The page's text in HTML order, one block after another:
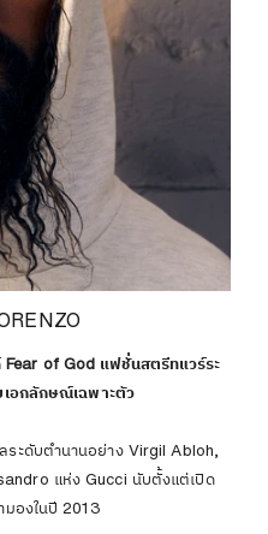
of God แฟชั่นสตรีทแวร์ระ
เอกลักษณ์เฉพาะตัว
ระดับตำนานอย่าง Virgil Abloh,
แห่ง Gucci นับตั้งแต่เปิด
มองในปี 2013